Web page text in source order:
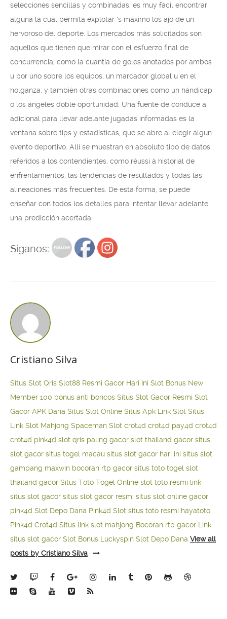
selecciones sencillas y combinadas, es muy fácil encontrar
alguna la cual permita explotar ‘s máximo los ajo de un
hervoroso del deporte. Los mercados más solicitados son
aquellos que tienen que mirar con el esfuerzo final de
concurrencia, como la cuantía de goles anotados por ambos
u por uno sobre los equipos, un marcador global u en el
holganza, y también otras combinaciones como un hándicap
o los angeles doble oportunidad. Una fuente de conduce a
adicional para llevar adelante jugadas informadas es la
ventana sobre tips y estadísticas, que se abre al elegir algun
evento deportivo. Allí se muestran en absoluto tipo de datos
referidos a los contendientes, como réussi à historial de
enfrentamientos, las tendencias de resultados y todas las
alineaciones más frecuentes. De esta forma, se puede
enseñar con todos los detalles para intentar llevar adelante
una predicción acertada.
Siganos:
Cristiano Silva
Situs Slot Qris Slot88 Resmi Gacor Hari Ini Slot Bonus New
Member 100 bonus anti boncos Situs Slot Gacor Resmi Slot
Gacor APK Dana Situs Slot Online Situs Apk Link Slot Situs
Link Slot Mahjong Spaceman Slot crot4d crot4d pay4d crot4d
crot4d pink4d slot qris paling gacor slot thailand gacor situs
slot gacor situs togel macau situs slot gacor hari ini situs slot
gampang maxwin bocoran rtp gacor situs toto togel slot
thailand gacor Situs Toto Togel Online slot toto resmi link
situs slot gacor situs slot gacor resmi situs slot online gacor
pink4d Slot Depo Dana Pink4d Slot situs toto resmi hayatoto
Pink4d Crot4d Situs link slot mahjong Bocoran rtp gacor Link
situs slot gacor Slot Bonus Luckyspin Slot Depo Dana View all
posts by Cristiano Silva